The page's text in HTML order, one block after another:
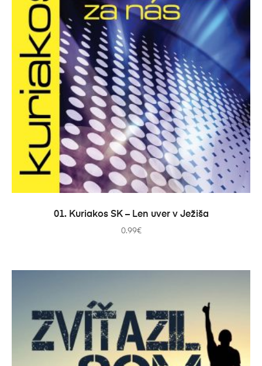
PRIDAŤ DO KOŠÍKA
01. Kuriakos SK – Len uver v Ježiša
0.99€